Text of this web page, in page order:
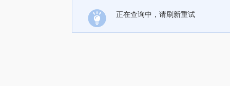
正在查询中，请刷新重试